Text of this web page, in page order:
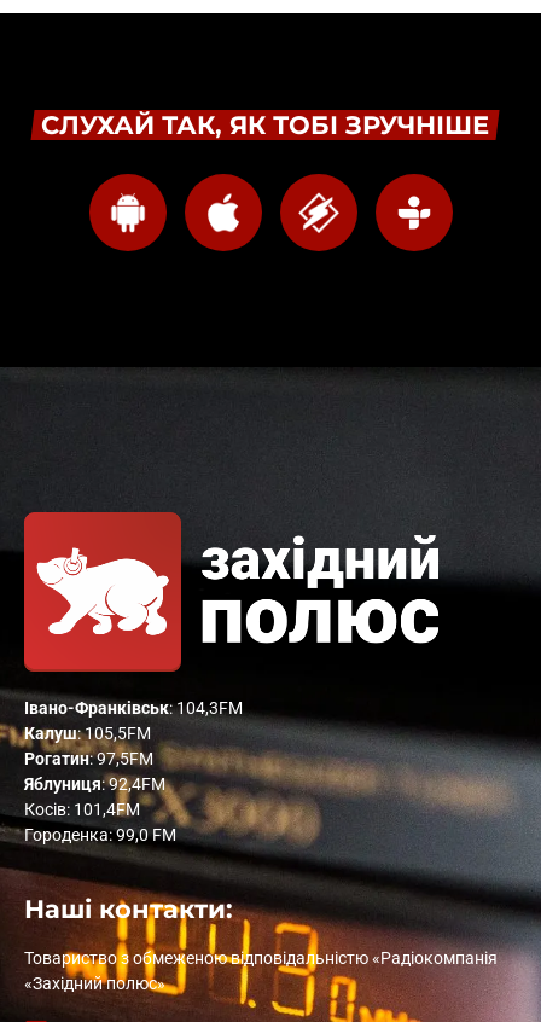
СЛУХАЙ ТАК, ЯК ТОБІ ЗРУЧНІШЕ
Івано-Франківськ: 104,3FM
Калуш: 105,5FM
Рогатин: 97,5FM
Яблуниця: 92,4FM
Косів: 101,4FM
Городенка: 99,0 FM
Наші контакти:
Товариство з обмеженою відповідальністю «Радіокомпанія
«Західний полюс»